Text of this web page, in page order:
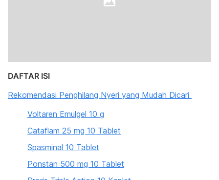
DAFTAR ISI
Rekomendasi Penghilang Nyeri yang Mudah Dicari
Voltaren Emulgel 10 g
Cataflam 25 mg 10 Tablet
Spasminal 10 Tablet
Ponstan 500 mg 10 Tablet